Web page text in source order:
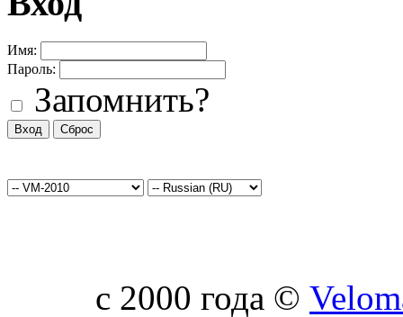
Имя:
Пароль:
Запомнить?
c 2000 года ©